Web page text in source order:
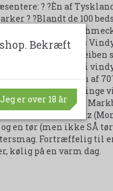
? ?Èn af
? ?Blandt de 100
? Der
2003 ? ? Årets
af Peter Geiben
været involveret i
Siden slutningen af
det mål at frembringe
Terroir fra deres
som alleinbesitz
en tør (men ikke SÅ
Fortræffelig til
kølig på en varm dag.
Bekræft
Jeg er over 18 år